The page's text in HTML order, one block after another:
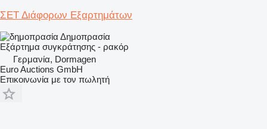
ΣΕΤ Διάφορων Εξαρτημάτων
Δημοπρασία
Εξάρτημα συγκράτησης - ρακόρ
Γερμανία, Dormagen
Euro Auctions GmbH
Επικοινωνία με τον πωλητή